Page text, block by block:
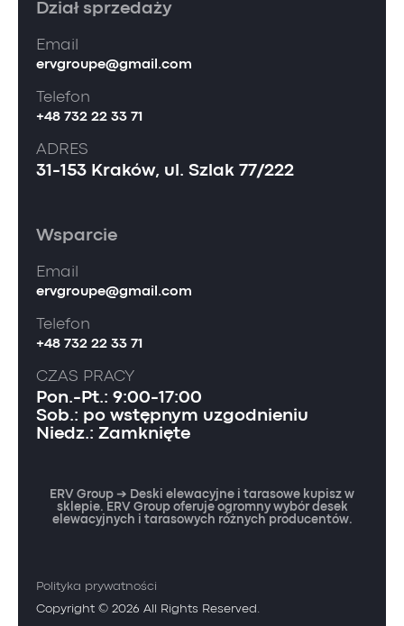
Dział sprzedaży
Email
ervgroupe@gmail.com
Telefon
+48 732 22 33 71
ADRES
31-153 Kraków, ul. Szlak 77/222
Wsparcie
Email
ervgroupe@gmail.com
Telefon
+48 732 22 33 71
CZAS PRACY
Pon.-Pt.: 9:00-17:00
Sob.: po wstępnym uzgodnieniu
Niedz.: Zamknięte
ERV Group ➔ Deski elewacyjne i tarasowe kupisz w
sklepie. ERV Group oferuje ogromny wybór desek
elewacyjnych i tarasowych różnych producentów.
Polityka prywatności
Copyright © 2026 All Rights Reserved.